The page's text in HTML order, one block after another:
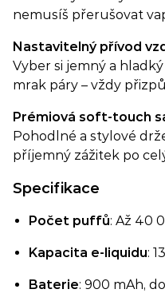
nemusíš přerušovat
Nastavitelný přívod
Vyber si jemný a
mrak páry – vždy
Prémiová soft-touch
Pohodlné a stylové
příjemný zážitek po
Specifikace
Počet puffů: Až 40
Kapacita e-liquidu:
Baterie: 900 mAh,